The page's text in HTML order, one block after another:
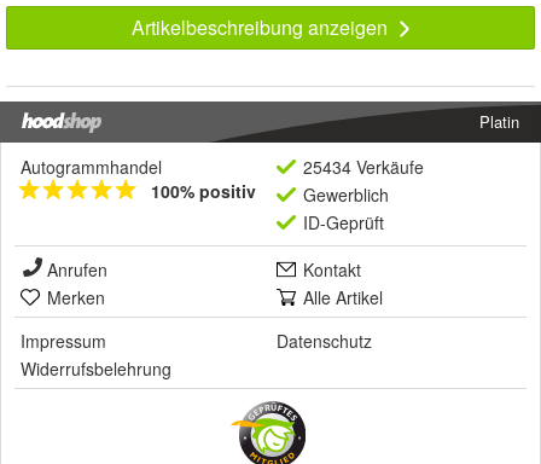
Artikelbeschreibung anzeigen
Platin
Autogrammhandel
100% positiv
25434 Verkäufe
Gewerblich
ID-Geprüft
Anrufen
Kontakt
Merken
Alle Artikel
Impressum
Datenschutz
Widerrufsbelehrung